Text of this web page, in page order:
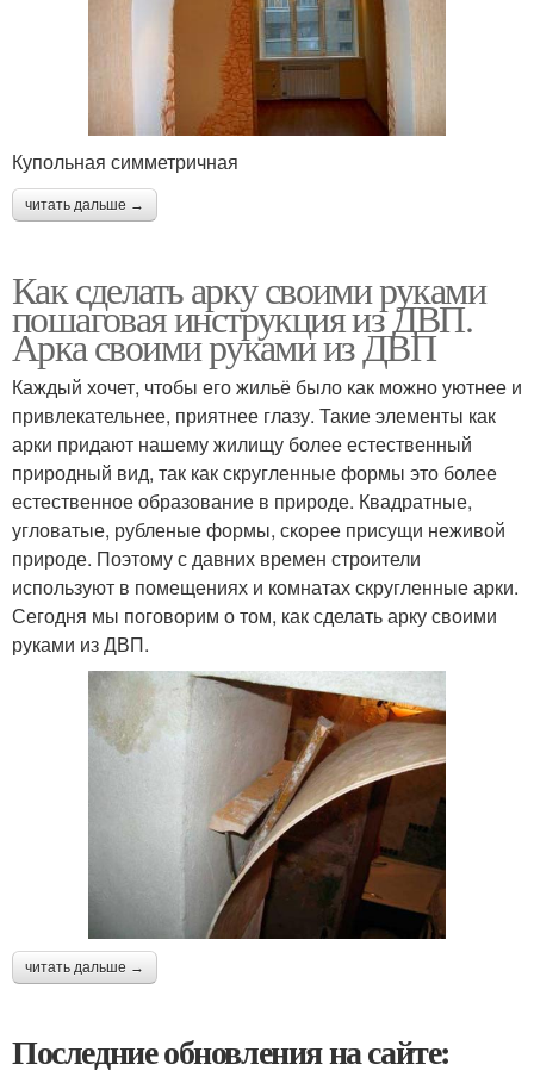
Купольная симметричная
читать дальше →
Как сделать арку своими руками
пошаговая инструкция из ДВП.
Арка своими руками из ДВП
Каждый хочет, чтобы его жильё было как можно уютнее и
привлекательнее, приятнее глазу. Такие элементы как
арки придают нашему жилищу более естественный
природный вид, так как скругленные формы это более
естественное образование в природе. Квадратные,
угловатые, рубленые формы, скорее присущи неживой
природе. Поэтому с давних времен строители
используют в помещениях и комнатах скругленные арки.
Сегодня мы поговорим о том, как сделать арку своими
руками из ДВП.
читать дальше →
Последние обновления на сайте: